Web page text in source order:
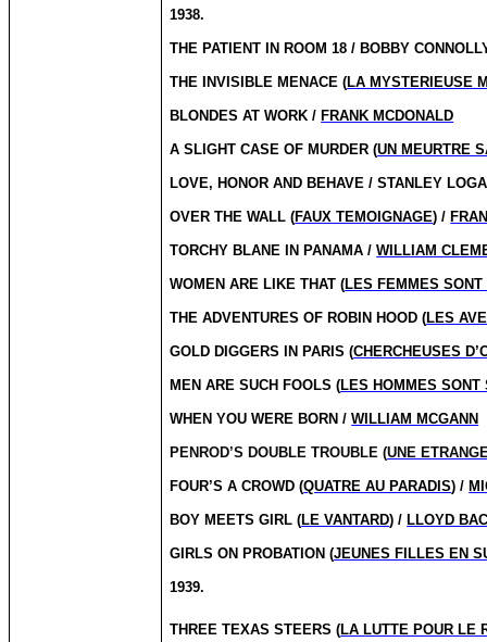
1938.
THE PATIENT IN ROOM 18 / BOBBY
THE INVISIBLE MENACE (LA MYSTERIEUSE
BLONDES AT WORK / FRANK MCDONALD
A SLIGHT CASE OF MURDER (UN MEURTRE
LOVE, HONOR AND BEHAVE / STANLEY
OVER THE WALL (FAUX TEMOIGNAGE) /
TORCHY BLANE IN PANAMA /WILLIAM
WOMEN ARE LIKE THAT (LES FEMMES
THE ADVENTURES OF ROBIN HOOD (LES
GOLD DIGGERS IN PARIS (CHERCHEUSES
MEN ARE SUCH FOOLS (LES HOMMES SONT
WHEN YOU WERE BORN /WILLIAM MCGANN
PENROD’S DOUBLE TROUBLE (UNE
FOUR’S A CROWD (QUATRE AU PARADIS) /
BOY MEETS GIRL (LE VANTARD) / LLOYD
GIRLS ON PROBATION (JEUNES FILLES EN
1939.
THREE TEXASSTEERS (LA LUTTE POUR LE